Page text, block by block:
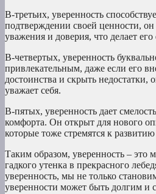
В-третьих, уверенность
подтверждении своей ценности,
уважения и доверия, что делает
В-четвертых, уверенность
привлекательным, даже если его
достоинства и скрыть недостатки,
уважает себя.
В-пятых, уверенность дает
комфорта. Он открыт для нового
которые тоже стремятся к
Таким образом, уверенность –
гадкого утенка в прекрасного
уверенность, мы не только
уверенности может быть долгим и